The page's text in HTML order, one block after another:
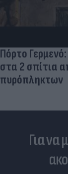
Πόρτο
στα 2 σπίτια
πυρόπληκτων
Για να